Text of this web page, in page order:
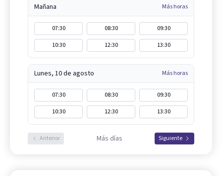
Mañana Más horas
07:30 08:30
09:30
10:30
12:30 13:30
Lunes, 10 de agosto Más horas
07:30 08:30
09:30
10:30
12:30 13:30
Anterior Más días Siguiente